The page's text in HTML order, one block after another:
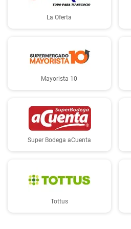
La Oferta
Mayorista 10
Super Bodega aCuenta
Tottus